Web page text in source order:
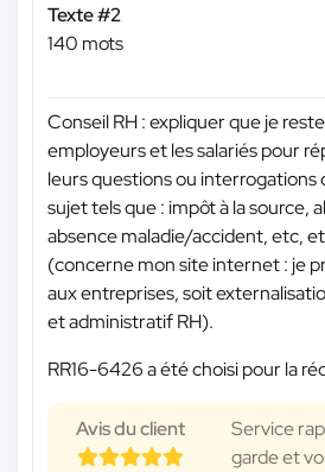
Texte #2
140 mots
Conseil RH : expliquer que je
employeurs et les salariés pour
leurs questions ou
sujet tels que : impôt à la source,
absence maladie/accident, etc,
(concerne mon site internet : je
aux entreprises, soit
et administratif RH).
RR16-6426 a été choisi pour la
Avis du client
Service
garde et